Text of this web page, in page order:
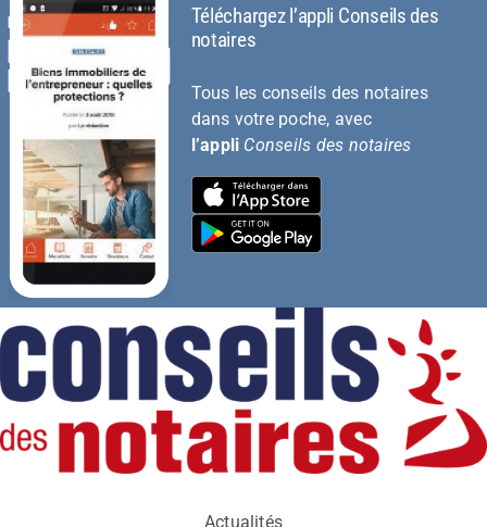
Téléchargez l’appli Conseils des
notaires
Tous les conseils des notaires
dans votre poche, avec
l’appli Conseils des notaires
Actualités